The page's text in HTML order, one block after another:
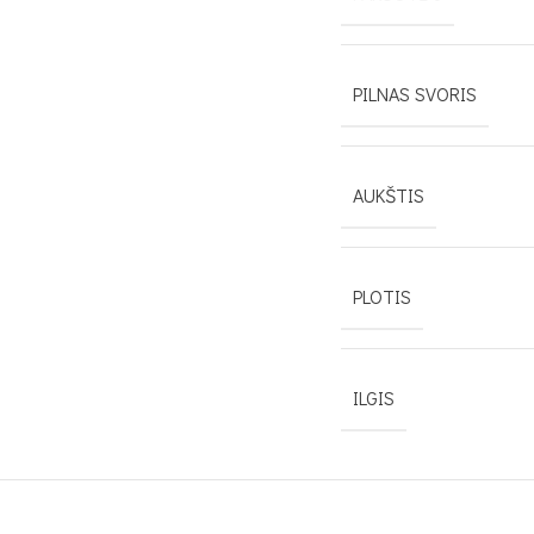
PILNAS SVORIS
AUKŠTIS
PLOTIS
ILGIS